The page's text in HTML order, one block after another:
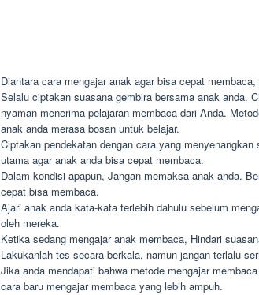
Diantara cara mengajar anak agar bisa cepat membaca,
Selalu ciptakan suasana gembira bersama anak anda.
nyaman menerima pelajaran membaca dari Anda.
anak anda merasa bosan untuk belajar.
Ciptakan pendekatan dengan cara yang
utama agar anak anda bisa cepat membaca.
Dalam kondisi apapun, Jangan memaksa anak anda.
cepat bisa membaca.
Ajari anak anda kata-kata terlebih dahulu sebelum
oleh mereka.
Ketika sedang mengajar anak membaca, Hindari
Lakukanlah tes secara berkala, namun jangan terlalu
Jika anda mendapati bahwa metode mengajar
cara baru mengajar membaca yang lebih ampuh.